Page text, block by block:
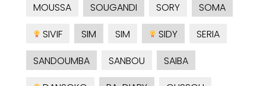
MOUSSA
SOUGANDI SORY
SOMA
SIVIF
SIM SIM SIDY
SERIA
SANDOUMBA
SANBOU
SAIBA